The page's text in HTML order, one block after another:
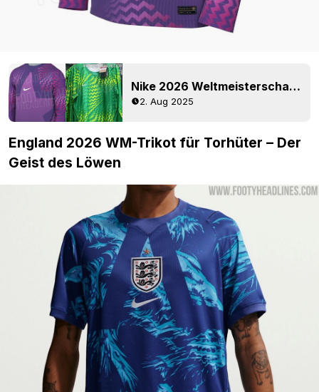
Nike 2026 Weltmeisterschaft/26-27 Torwart-Trikots geleakt – inspiriert vom Klassiker von 1994
2. Aug 2025
England 2026 WM-Trikot für Torhüter – Der
Geist des Löwen